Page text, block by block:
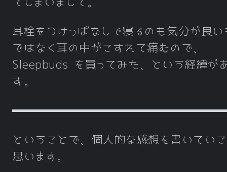
耳栓をつけっぱなしで寝るのも気分が良い
ではなく耳の中がこすれて痛むので、
Sleepbuds を買ってみた、という経緯が
す。
ということで、個人的な感想を書いてい
思います。